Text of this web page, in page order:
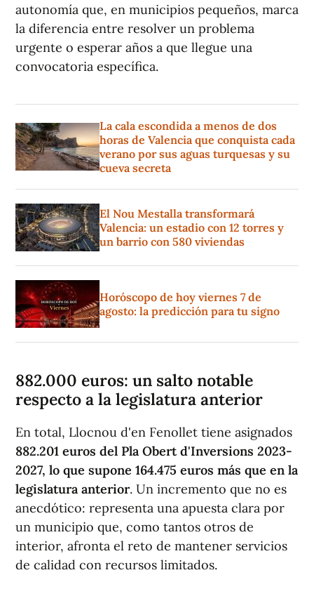
autonomía que, en municipios pequeños, marca
la diferencia entre resolver un problema
urgente o esperar años a que llegue una
convocatoria específica.
La cala escondida a menos de dos
horas de Valencia que conquista cada
verano por sus aguas turquesas y su
cueva secreta
El Nou Mestalla transformará
Valencia: un estadio con 12 torres y
un barrio con 580 viviendas
Horóscopo de hoy viernes 7 de
agosto: la predicción para tu signo
882.000 euros: un salto notable
respecto a la legislatura anterior
En total, Llocnou d'en Fenollet tiene asignados
882.201 euros del Pla Obert d'Inversions 2023-
2027, lo que supone 164.475 euros más que en la
legislatura anterior. Un incremento que no es
anecdótico: representa una apuesta clara por
un municipio que, como tantos otros de
interior, afronta el reto de mantener servicios
de calidad con recursos limitados.